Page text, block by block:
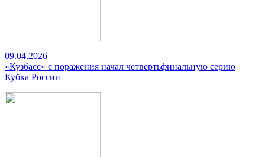
09.04.2026
«Кузбасс» с поражения начал четвертьфинальную серию
Кубка России